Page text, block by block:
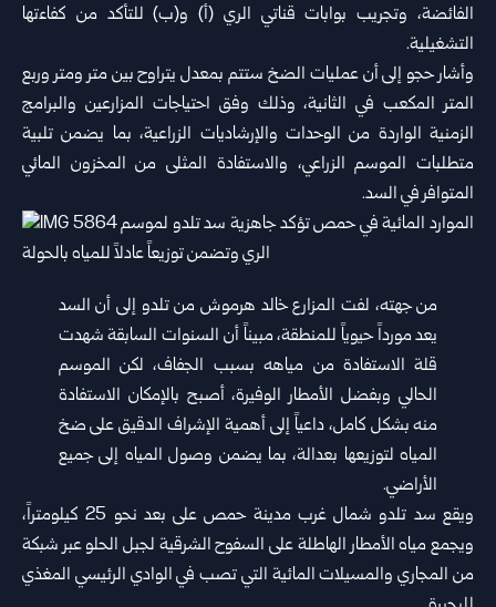
الفائضة، وتجريب بوابات قناتي الري (أ) و(ب) للتأكد من كفاءتها
التشغيلية.
وأشار حجو إلى أن عمليات الضخ ستتم بمعدل يتراوح بين متر ومتر وربع
المتر المكعب في الثانية، وذلك وفق احتياجات المزارعين والبرامج
الزمنية الواردة من الوحدات والإرشاديات الزراعية، بما يضمن تلبية
متطلبات الموسم الزراعي، والاستفادة المثلى من المخزون المائي
المتوافر في السد.
من جهته، لفت المزارع خالد هرموش من تلدو إلى أن السد
يعد مورداً حيوياً للمنطقة، مبيناً أن السنوات السابقة شهدت
قلة الاستفادة من مياهه بسبب الجفاف، لكن الموسم
الحالي وبفضل الأمطار الوفيرة، أصبح بالإمكان الاستفادة
منه بشكل كامل، داعياً إلى أهمية الإشراف الدقيق على ضخ
المياه لتوزيعها بعدالة، بما يضمن وصول المياه إلى جميع
الأراضي.
ويقع سد تلدو شمال غرب مدينة حمص على بعد نحو 25 كيلومتراً،
ويجمع مياه الأمطار الهاطلة على السفوح الشرقية لجبل الحلو عبر شبكة
من المجاري والمسيلات المائية التي تصب في الوادي الرئيسي المغذي